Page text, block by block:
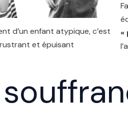
d’un enfant atypique, c’est
et épuisant
«